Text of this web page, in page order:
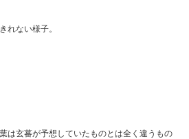
れない様子。
は玄蕃が予想していたものとは全く違うもの